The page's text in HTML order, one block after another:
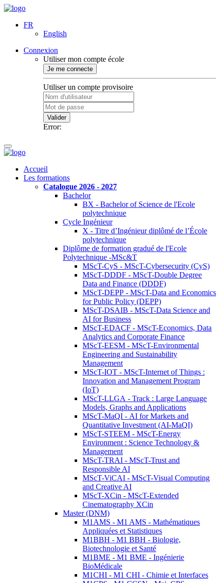
FR
English
Connexion
Utiliser mon compte école
Je me connecte
Utiliser un compte provisoire
Valider
Error:
Accueil
Les formations
Catalogue 2026 - 2027
Bachelor
BX - Bachelor of Science de l'Ecole
polytechnique
Cycle Ingénieur
X - Titre d’Ingénieur diplômé de l’École
polytechnique
Diplôme de formation gradué de l'Ecole
Polytechnique -MSc&T
MScT-CyS - MScT-Cybersecurity (CyS)
MScT-DDDF - MScT-Double Degree
Data and Finance (DDDF)
MScT-DEPP - MScT-Data and Economics
for Public Policy (DEPP)
MScT-DSAIB - MScT-Data Science and
AI for Business
MScT-EDACF - MScT-Economics, Data
Analytics and Corporate Finance
MScT-EESM - MScT-Environmental
Engineering and Sustainability
Management
MScT-IOT - MScT-Internet of Things :
Innovation and Management Program
(IoT)
MScT-LLGA - Track : Large Language
Models, Graphs and Applications
MScT-MaQI - AI for Markets and
Quantitative Investment (AI-MaQI)
MScT-STEEM - MScT-Energy
Environment : Science Technology &
Management
MScT-TRAI - MScT-Trust and
Responsible AI
MScT-ViCAI - MScT-Visual Computing
and Creative AI
MScT-XCin - MScT-Extended
Cinematography XCin
Master (DNM)
M1AMS - M1 AMS - Mathématiques
Appliquées et Statistiques
M1BBH - M1 BBH - Biologie,
Biotechnologie et Santé
M1BME - M1 BME - Ingénierie
BioMédicale
M1CHI - M1 CHI - Chimie et Interfaces